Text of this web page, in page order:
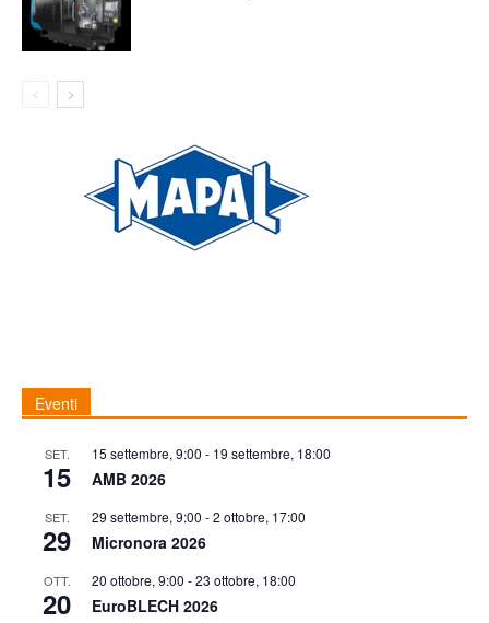
Eventi
SET.
15
15 settembre, 9:00 - 19 settembre, 18:00
AMB 2026
SET.
29
29 settembre, 9:00 -2 ottobre, 17:00
Micronora 2026
OTT.
20
20 ottobre, 9:00 -23 ottobre, 18:00
EuroBLECH 2026